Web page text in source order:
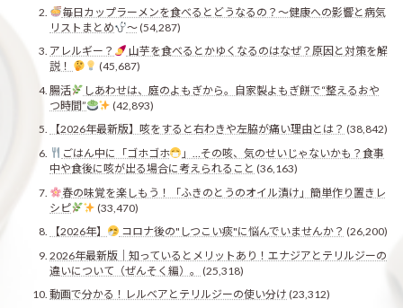
毎日カップラーメンを食べるとどうなるの？〜健康への影響と病気
リストまとめ
〜(54,287)
アレルギー？
山芋を食べるとかゆくなるのはなぜ？原因と対策を解
説！
(45,687)
腸活
しあわせは、庭のよもぎから。自家製よもぎ餅で“整えるおや
つ時間”
(42,893)
【2026年最新版】咳をすると右わきや左脇が痛い理由とは？ (38,842)
ごはん中に「ゴホゴホ
」…その咳、気のせいじゃないかも？食事
中や食後に咳が出る場合に考えられること (36,163)
春の味覚を楽しもう！「ふきのとうのオイル漬け」簡単作り置きレ
シピ
(33,470)
【2026年】
コロナ後の"しつこい痰"に悩んでいませんか？ (26,200)
2026年最新版｜知っているとメリットあり！エナジアとテリルジーの
違いについて（ぜんそく編）。
(25,318)
動画で分かる！レルベアとテリルジーの使い分け (23,312)